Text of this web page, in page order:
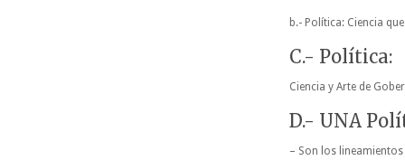
b.- Política: Ciencia
C.- Política:
Ciencia y Arte de
D.- UNA
– Son los